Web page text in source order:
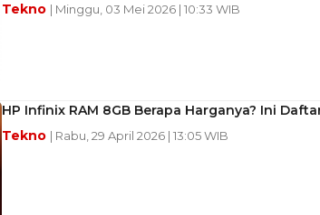
Tekno | Minggu, 03 Mei 2026 | 10:33 WIB
HP Infinix RAM 8GB Berapa Harganya? Ini
Tekno | Rabu, 29 April 2026 | 13:05 WIB